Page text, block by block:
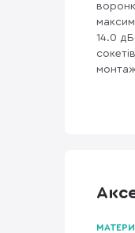
14.0
сокетів